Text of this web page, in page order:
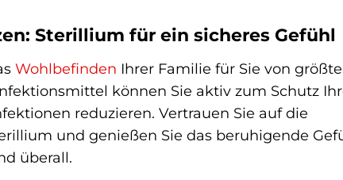
Sterillium für ein sicheres Gefühl
Wohlbefinden Ihrer Familie für Sie von
können Sie aktiv zum Schutz
reduzieren. Vertrauen Sie auf die
und genießen Sie das beruhigende
überall.